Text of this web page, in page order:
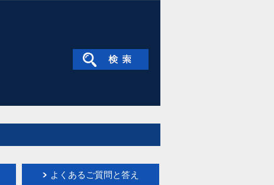
よくあるご質問と答え